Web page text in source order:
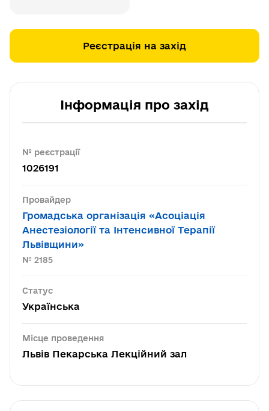
Реєстрація на захід
Інформація про захід
№ реєстрації
1026191
Провайдер
Громадська організація «Асоціація
Анестезіології та Інтенсивної Терапії
Львівщини»
№ 2185
Статус
Українська
Місце проведення
Львів Пекарська Лекційний зал